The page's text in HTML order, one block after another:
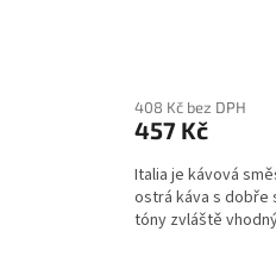
408 Kč bez DPH
457 Kč
Italia je kávová
ostrá káva s dobře
tóny zvláště